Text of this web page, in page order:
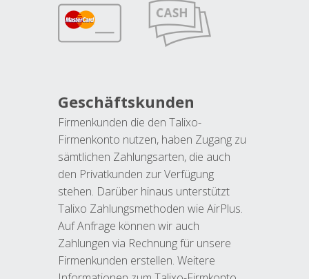
Geschäftskunden
Firmenkunden die den Talixo-
Firmenkonto nutzen, haben Zugang zu
sämtlichen Zahlungsarten, die auch
den Privatkunden zur Verfügung
stehen. Darüber hinaus unterstützt
Talixo Zahlungsmethoden wie AirPlus.
Auf Anfrage können wir auch
Zahlungen via Rechnung für unsere
Firmenkunden erstellen. Weitere